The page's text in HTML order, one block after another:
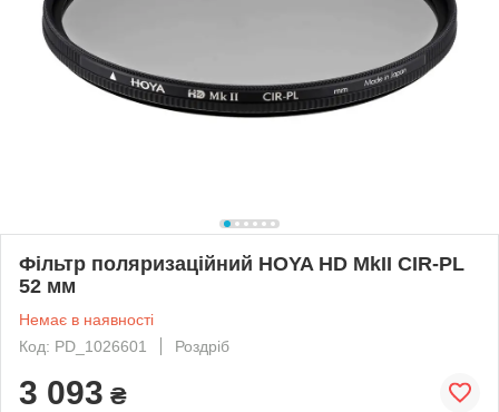
Фільтр поляризаційний HOYA HD MkII CIR-PL
52 мм
Немає в наявності
Код: PD_1026601
Роздріб
3 093 ₴